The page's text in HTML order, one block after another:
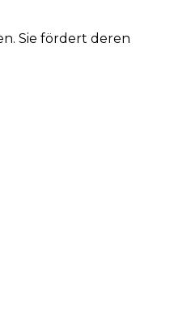
Sie fördert deren